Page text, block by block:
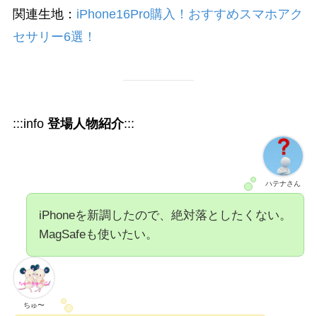
関連生地： iPhone16Pro購入！おすすめスマホアク
セサリー6選！
:::info 登場人物紹介:::
ハテナさん
iPhoneを新調したので、絶対落としたくない。
MagSafeも使いたい。
ちゅ〜